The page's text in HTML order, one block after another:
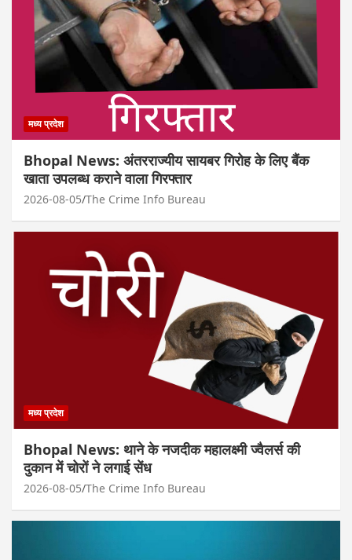
मध्य प्रदेश
Bhopal News: अंतरराज्यीय सायबर गिरोह के लिए बैंक
खाता उपलब्ध कराने वाला गिरफ्तार
2026-08-05 The Crime Info Bureau
मध्य प्रदेश
Bhopal News: थाने के नजदीक महालक्ष्मी ज्वैलर्स की
दुकान में चोरों ने लगाई सेंध
2026-08-05 The Crime Info Bureau